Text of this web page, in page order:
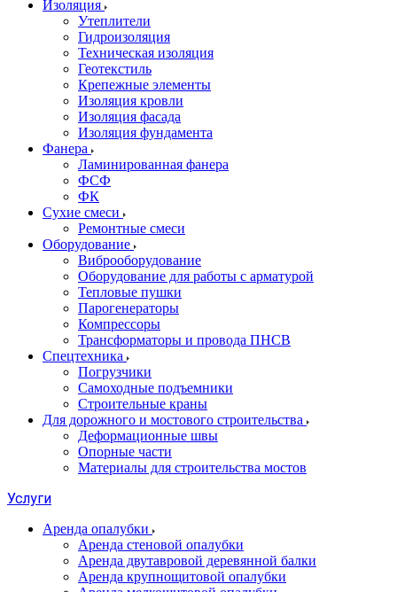
Изоляция
Утеплители
Гидроизоляция
Техническая изоляция
Геотекстиль
Крепежные элементы
Изоляция кровли
Изоляция фасада
Изоляция фундамента
Фанера
Ламинированная фанера
ФСФ
ФК
Сухие смеси
Ремонтные смеси
Оборудование
Виброоборудование
Оборудование для работы с арматурой
Тепловые пушки
Парогенераторы
Компрессоры
Трансформаторы и провода ПНСВ
Спецтехника
Погрузчики
Самоходные подъемники
Строительные краны
Для дорожного и мостового строительства
Деформационные швы
Опорные части
Материалы для строительства мостов
Услуги
Аренда опалубки
Аренда стеновой опалубки
Аренда двутавровой деревянной балки
Аренда крупнощитовой опалубки